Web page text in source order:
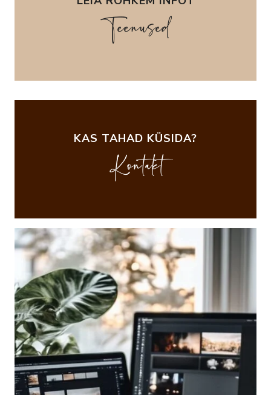
Teenused
KAS TAHAD KÜSIDA?
Kontakt